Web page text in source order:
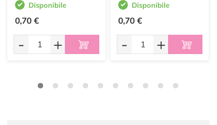
Disponibile
0,70 €
- +
Disponibile
0,70 €
- +